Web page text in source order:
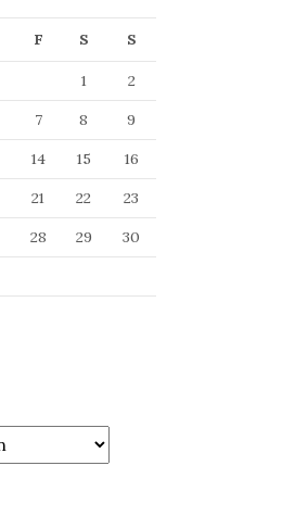
F S S
1
2
7 8
9
14 15
16
21 22
23
28 29
30